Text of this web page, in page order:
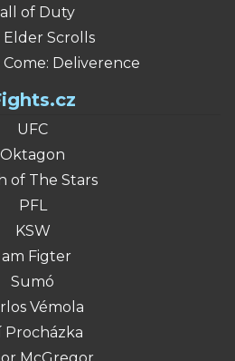
of Duty
Elder Scrolls
Deliverence
UFC
Oktagon
of The Stars
PFL
KSW
am Figter
Sumó
Vémola
Procházka